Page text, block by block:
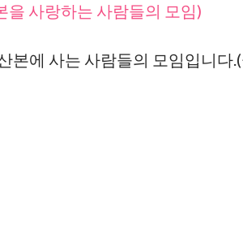
을 사랑하는 사람들의 모임)
본에 사는 사람들의 모임입니다